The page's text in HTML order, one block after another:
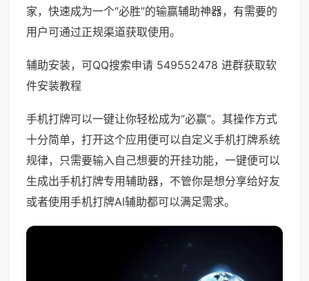
家，快速成为一个“必胜”的输赢辅助神器，有需要的
用户可通过正规渠道获取使用。
辅助安装，可QQ搜索申请 549552478 进群获取软
件安装教程
手机打牌可以一键让你轻松成为“必赢”。其操作方式
十分简单，打开这个应用便可以自定义手机打牌系统
规律，只需要输入自己想要的开挂功能，一键便可以
生成出手机打牌专用辅助器，不管你是想分享给好友
或者使用手机打牌AI辅助都可以满足需求。